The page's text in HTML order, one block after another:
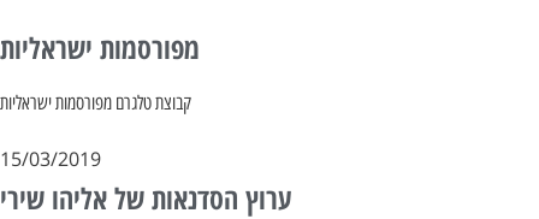
מפורסמות ישראליות
קבוצת טלגרם מפורסמות ישראליות
15/03/2019
ערוץ הסדנאות של אליהו שירי